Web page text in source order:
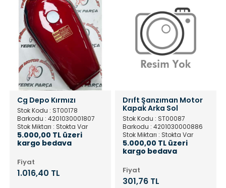
Cg Depo Kırmızı
Stok Kodu : ST00178
Barkodu : 4201030001807
Stok Miktarı : Stokta Var
5.000,00 TL üzeri
kargo bedava
Fiyat
1.016,40 TL
Drıft Şanzıman Motor
Kapak Arka Sol
Stok Kodu : ST00087
Barkodu : 4201030000886
Stok Miktarı : Stokta Var
5.000,00 TL üzeri
kargo bedava
Fiyat
301,76 TL